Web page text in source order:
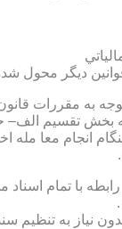
به مقررات
بخش تقسيم الف–
انجام معا مله
با تمام اسناد
نياز به تنظیم